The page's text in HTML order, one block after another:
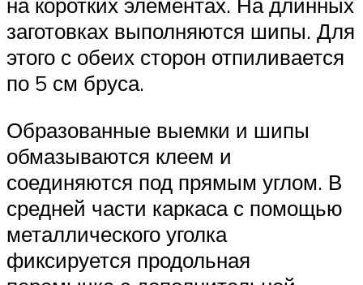
заготовках выполняются шипы. Для
этого с обеих сторон отпиливается
по 5 см бруса.
Образованные выемки и шипы
обмазываются клеем и
соединяются под прямым углом. В
средней части каркаса с помощью
металлического уголка
фиксируется продольная